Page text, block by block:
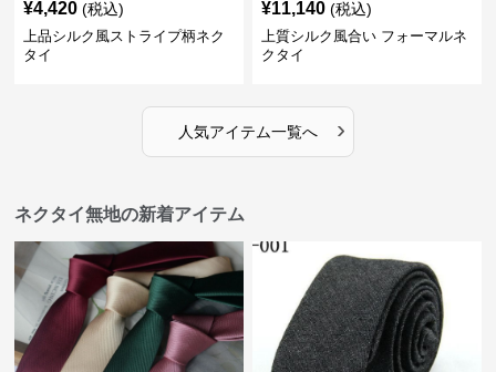
¥4,420 (税込)
上品シルク風ストライプ柄ネク
タイ
¥11,140 (税込)
上質シルク風合い フォーマルネ
クタイ
人気アイテム一覧へ ›
ネクタイ無地の新着アイテム